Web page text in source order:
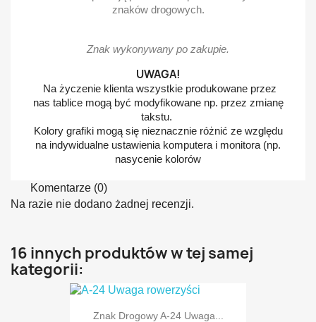
znaków drogowych.
Znak wykonywany po zakupie.
UWAGA!
Na życzenie klienta wszystkie produkowane przez
nas tablice mogą być modyfikowane np. przez zmianę
takstu.
Kolory grafiki mogą się nieznacznie różnić ze względu
na indywidualne ustawienia komputera i monitora (np.
nasycenie kolorów
Komentarze (0)
Na razie nie dodano żadnej recenzji.
16 innych produktów w tej samej
kategorii:
Znak Drogowy A-24 Uwaga...